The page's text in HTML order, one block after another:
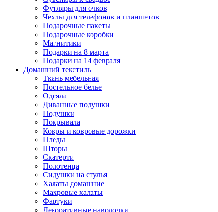
Футляры для очков
Чехлы для телефонов и планшетов
Подарочные пакеты
Подарочные коробки
Магнитики
Подарки на 8 марта
Подарки на 14 февраля
Домашний текстиль
Ткань мебельная
Постельное белье
Одеяла
Диванные подушки
Подушки
Покрывала
Ковры и ковровые дорожки
Пледы
Шторы
Скатерти
Полотенца
Сидушки на стулья
Халаты домашние
Махровые халаты
Фартуки
Декоративные наволочки